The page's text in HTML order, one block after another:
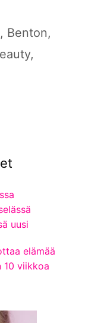
, Benton,
,
uusi
elämää
10 viikkoa